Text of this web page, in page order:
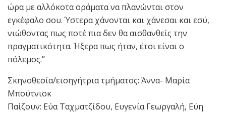
ώρα με αλλόκοτα οράματα να πλανώνται στον
εγκέφαλο σου. Ύστερα χάνονται και χάνεσαι και εσύ,
νιώθοντας πως ποτέ πια δεν θα αισθανθείς την
πραγματικότητα. Ήξερα πως ήταν, έτσι είναι ο
πόλεμος.”
Σκηνοθεσία/εισηγήτρια τμήματος: Άννα- Μαρία
Μπούτνιοκ
Παίζουν: Εύα Ταχματζίδου, Ευγενία Γεωργαλή, Εύη